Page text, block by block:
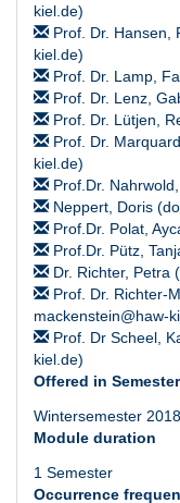
kiel.de)
Prof. Dr. Hansen,
kiel.de)
Prof. Dr. Lamp,
Prof. Dr. Lenz,
Prof. Dr. Lütjen,
Prof. Dr.
kiel.de)
Prof.Dr.
Neppert, Doris
Prof.Dr. Polat,
Prof.Dr. Pütz,
Dr. Richter, Petra
Prof. Dr. Richter-
mackenstein@haw-
Prof. Dr Scheel,
kiel.de)
Offered in Semester
Wintersemester
Module duration
1 Semester
Occurrence